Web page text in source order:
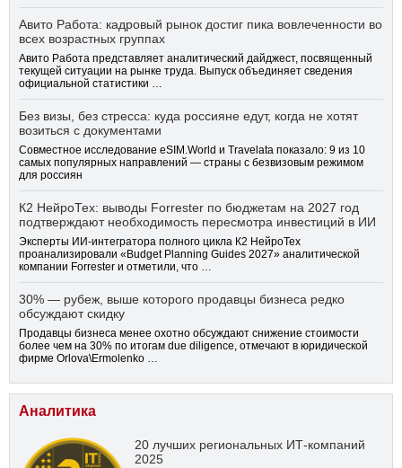
Авито Работа: кадровый рынок достиг пика вовлеченности во
всех возрастных группах
Авито Работа представляет аналитический дайджест, посвященный
текущей ситуации на рынке труда. Выпуск объединяет сведения
официальной статистики …
Без визы, без стресса: куда россияне едут, когда не хотят
возиться с документами
Совместное исследование eSIM.World и Travelata показало: 9 из 10
самых популярных направлений — страны с безвизовым режимом
для россиян
К2 НейроТех: выводы Forrester по бюджетам на 2027 год
подтверждают необходимость пересмотра инвестиций в ИИ
Эксперты ИИ-интегратора полного цикла К2 НейроТех
проанализировали «Budget Planning Guides 2027» аналитической
компании Forrester и отметили, что …
30% — рубеж, выше которого продавцы бизнеса редко
обсуждают скидку
Продавцы бизнеса менее охотно обсуждают снижение стоимости
более чем на 30% по итогам due diligence, отмечают в юридической
фирме Orlova\Ermolenko …
Аналитика
20 лучших региональных ИТ-компаний
2025